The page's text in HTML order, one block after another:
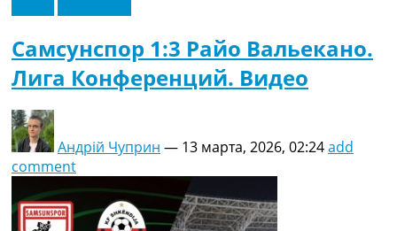
Самсунспор 1:3 Райо Вальекано.
Лига Конференций. Видео
Андрій Чуприн — 13 марта, 2026, 02:24add
comment